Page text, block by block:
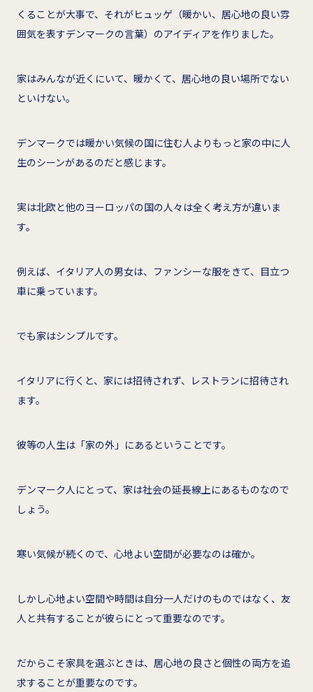
くることが大事で、それがヒュッゲ（暖かい、居心地の良い雰
囲気を表すデンマークの言葉）のアイディアを作りました。
家はみんなが近くにいて、暖かくて、居心地の良い場所でない
といけない。
デンマークでは暖かい気候の国に住む人よりもっと家の中に人
生のシーンがあるのだと感じます。
実は北欧と他のヨーロッパの国の人々は全く考え方が違いま
す。
例えば、イタリア人の男女は、ファンシーな服をきて、目立つ
車に乗っています。
でも家はシンプルです。
イタリアに行くと、家には招待されず、レストランに招待され
ます。
彼等の人生は「家の外」にあるということです。
デンマーク人にとって、家は社会の延長線上にあるものなので
しょう。
寒い気候が続くので、心地よい空間が必要なのは確か。
しかし心地よい空間や時間は自分一人だけのものではなく、友
人と共有することが彼らにとって重要なのです。
だからこそ家具を選ぶときは、居心地の良さと個性の両方を追
求することが重要なのです。